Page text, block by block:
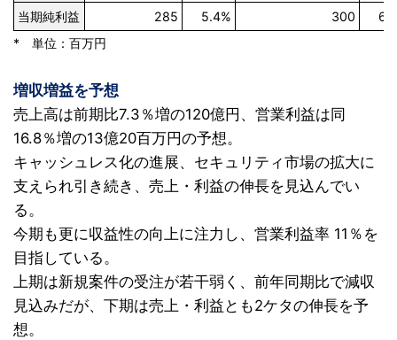
当期純利益
285 5.4% 300
* 単位：百万円
増収増益を予想
売上高は前期比7.3％増の120億円、営業利益は同
16.8％増の13億20百万円の予想。
キャッシュレス化の進展、セキュリティ市場の拡大に
支えられ引き続き、売上・利益の伸長を見込んでい
る。
今期も更に収益性の向上に注力し、営業利益率 11％を
目指している。
上期は新規案件の受注が若干弱く、前年同期比で減収
見込みだが、下期は売上・利益とも2ケタの伸長を予
想。